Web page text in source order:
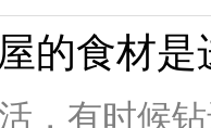
样放松养生
，早就总结出